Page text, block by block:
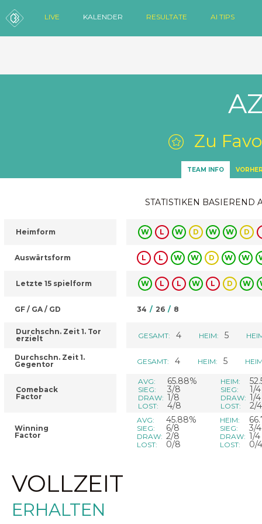
LIVE KALENDER RESULTATE AI TIPS
Zu
TEAM INFO
STATISTIKEN BASIEREND
Heimform
Auswärtsform
Letzte 15 spielform
GF / GA / GD
Durchschn. Zeit 1. Tor
erzielt
Durchschn. Zeit 1.
Gegentor
Comeback
Factor
Winning
Factor
W L W D W W D
L L W W D W W
W L L W L D W
34 / 26 / 8
GESAMT: 4 HEIM: 5
GESAMT: 4 HEIM: 5
AVG: 65.88%
SIEG: 3/8
DRAW: 1/8
LOST: 4/8
HEIM:
SIEG: 1/4
DRAW: 1/4
LOST: 2/4
AVG: 45.88%
SIEG: 6/8
DRAW: 2/8
LOST: 0/8
HEIM:
SIEG: 3/4
DRAW: 1/4
LOST: 0/4
VOLLZEIT
ERHALTEN